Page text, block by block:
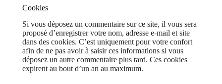
Cookies
Si vous déposez un commentaire sur ce site, il vous sera
proposé d’enregistrer votre nom, adresse e-mail et site
dans des cookies. C’est uniquement pour votre confort
afin de ne pas avoir à saisir ces informations si vous
déposez un autre commentaire plus tard. Ces cookies
expirent au bout d’un an au maximum.